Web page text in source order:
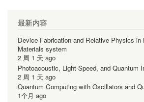
最新内容
Device Fabrication and Relative Physics in
Materials system
2 周 1 天 ago
Photoacoustic, Light-Speed, and Quantum
2 周 1 天 ago
Quantum Computing with Oscillators and
1个月 ago